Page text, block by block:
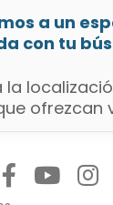
a un
con tu
ofrezcan